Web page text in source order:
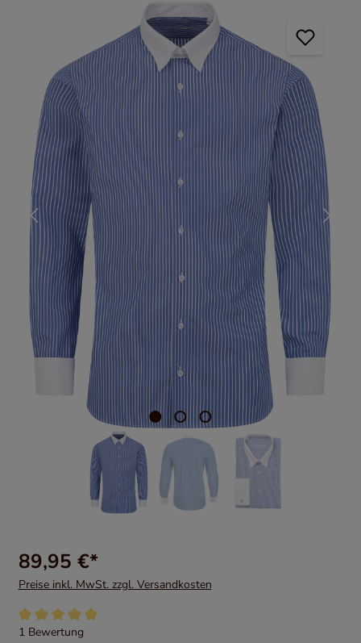
89,95 €*
Preise inkl. MwSt. zzgl. Versandkosten
Durchschnittliche Bewertung von 5 von 5 Sternen
1 Bewertung